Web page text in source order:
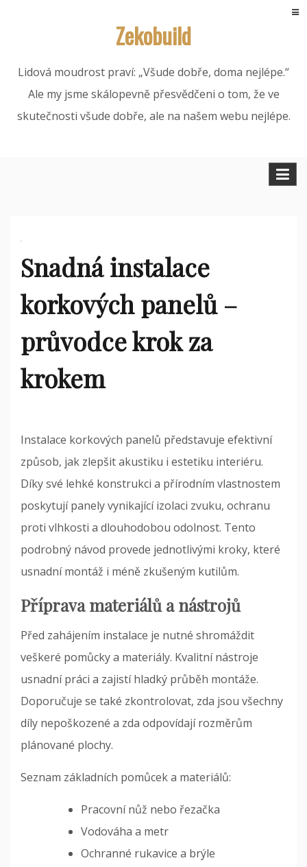
Zekobuild
Lidová moudrost praví: „Všude dobře, doma nejlépe.“
Ale my jsme skálopevně přesvědčeni o tom, že ve
skutečnosti všude dobře, ale na našem webu nejlépe.
Snadná instalace
korkových panelů –
průvodce krok za
krokem
Instalace korkových panelů představuje efektivní
způsob, jak zlepšit akustiku i estetiku interiéru.
Díky své lehké konstrukci a přírodním vlastnostem
poskytují panely vynikající izolaci zvuku, ochranu
proti vlhkosti a dlouhodobou odolnost. Tento
podrobný návod provede jednotlivými kroky, které
usnadní montáž i méně zkušeným kutilům.
Příprava materiálů a nástrojů
Před zahájením instalace je nutné shromáždit
veškeré pomůcky a materiály. Kvalitní nástroje
usnadní práci a zajistí hladký průběh montáže.
Doporučuje se také zkontrolovat, zda jsou všechny
díly nepoškozené a zda odpovídají rozměrům
plánované plochy.
Seznam základních pomůcek a materiálů:
Pracovní nůž nebo řezačka
Vodováha a metr
Ochranné rukavice a brýle